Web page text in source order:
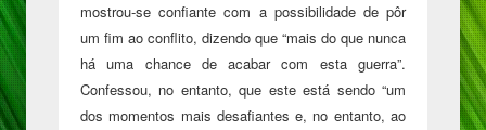
mostrou-se confiante com a possibilidade de pôr
um fim ao conflito, dizendo que “mais do que nunca
há uma chance de acabar com esta guerra”.
Confessou, no entanto, que este está sendo “um
dos momentos mais desafiantes e, no entanto, ao